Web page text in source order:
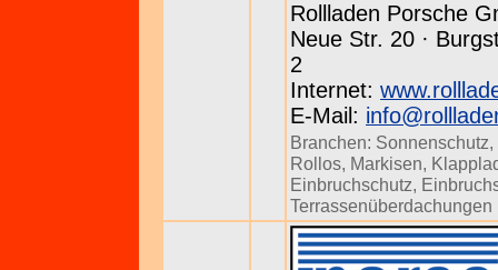
Rollladen Porsche
Neue Str. 20 ·
2
Internet:
E-Mail:
Branchen: Sonnenschutz,
Rollos, Markisen,
Einbruchschutz,
Terrassenüberdachungen